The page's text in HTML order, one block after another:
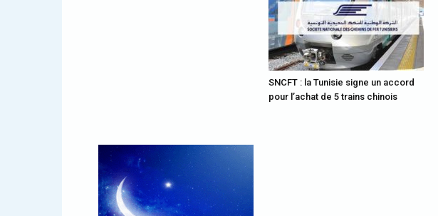
SNCFT : la Tunisie signe un accord
pour l’achat de 5 trains chinois